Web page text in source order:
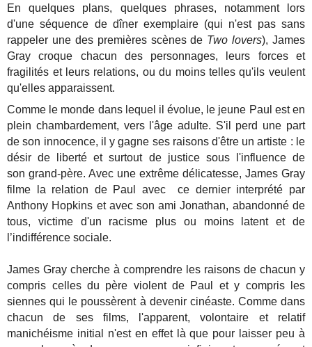
En quelques plans, quelques phrases, notamment lors
d'une séquence de dîner exemplaire (qui n'est pas sans
rappeler une des premières scènes de Two lovers), James
Gray croque chacun des personnages, leurs forces et
fragilités et leurs relations, ou du moins telles qu'ils veulent
qu'elles apparaissent.
Comme le monde dans lequel il évolue, le jeune Paul est en
plein chambardement, vers l'âge adulte. S'il perd une part
de son innocence, il y gagne ses raisons d'être un artiste : le
désir de liberté et surtout de justice sous l'influence de
son grand-père. Avec une extrême délicatesse, James Gray
filme la relation de Paul avec ce dernier interprété par
Anthony Hopkins et avec son ami Jonathan, abandonné de
tous, victime d'un racisme plus ou moins latent et de
l’indifférence sociale.
James Gray cherche à comprendre les raisons de chacun y
compris celles du père violent de Paul et y compris les
siennes qui le poussèrent à devenir cinéaste. Comme dans
chacun de ses films, l'apparent, volontaire et relatif
manichéisme initial n'est en effet là que pour laisser peu à